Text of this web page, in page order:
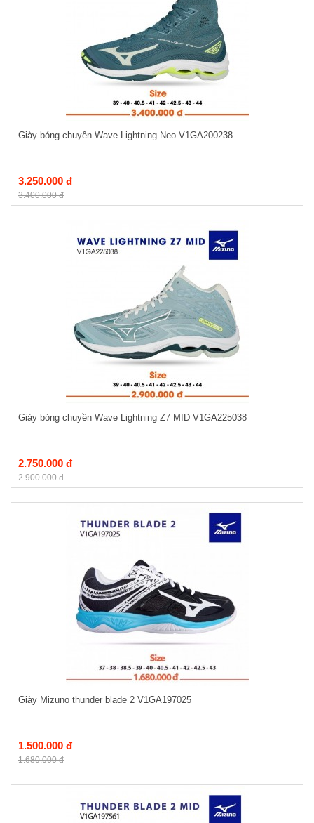
Giày bóng chuyền Wave Lightning Neo V1GA200238
3.250.000 đ
3.400.000 đ
Giày bóng chuyền Wave Lightning Z7 MID V1GA225038
2.750.000 đ
2.900.000 đ
Giày Mizuno thunder blade 2 V1GA197025
1.500.000 đ
1.680.000 đ